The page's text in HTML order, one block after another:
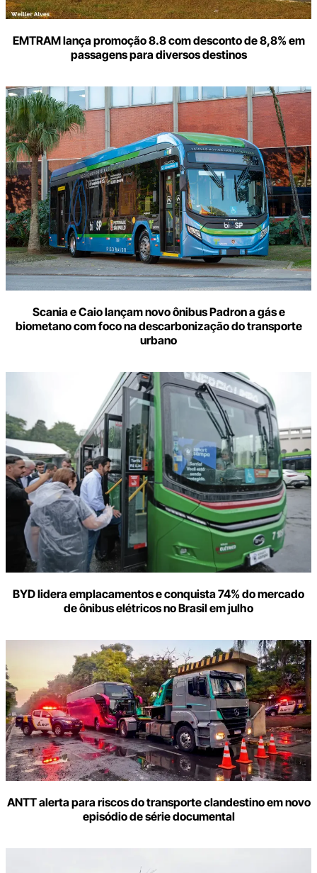
EMTRAM lança promoção 8.8 com desconto de 8,8% em
passagens para diversos destinos
Scania e Caio lançam novo ônibus Padron a gás e
biometano com foco na descarbonização do transporte
urbano
BYD lidera emplacamentos e conquista 74% do mercado
de ônibus elétricos no Brasil em julho
ANTT alerta para riscos do transporte clandestino em novo
episódio de série documental